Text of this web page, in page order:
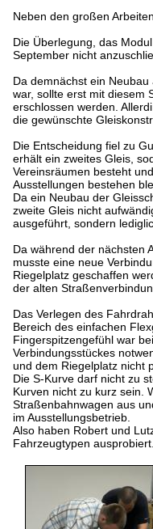
Neben den großen
Die Überlegung, das
September nicht
Da demnächst ein
war, sollte erst mit diesem
erschlossen werden.
die gewünschte
Die Entscheidung fiel zu
erhält ein zweites Gleis,
Vereinsräumen besteht
Ausstellungen bestehen
Da ein Neubau der
zweite Gleis nicht
ausgeführt, sondern
Da während der nächsten
musste eine neue
Riegelplatz geschaffen
der alten
Das Verlegen des
Bereich des einfachen
Fingerspitzengefühl war
Verbindungsstückes
und dem Riegelplatz nicht
Die S-Kurve darf nicht zu
Kurven nicht zu kurz sein.
Straßenbahnwagen aus
im Ausstellungsbetrieb.
Also haben Robert und
Fahrzeugtypen